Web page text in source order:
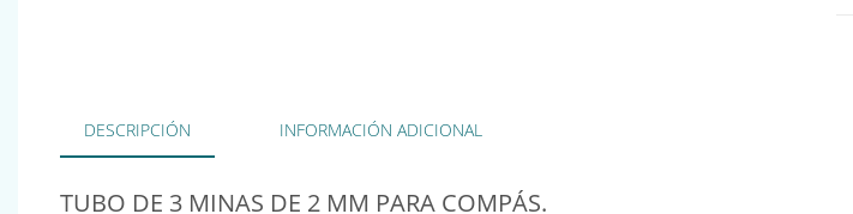
DESCRIPCIÓN INFORMACIÓN ADICIONAL
TUBO DE 3 MINAS DE 2 MM PARA COMPÁS.